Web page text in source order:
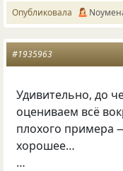
Опубликовала
#1935963
Удивительно, до
оцениваем всё
плохого примера
хорошее…
…